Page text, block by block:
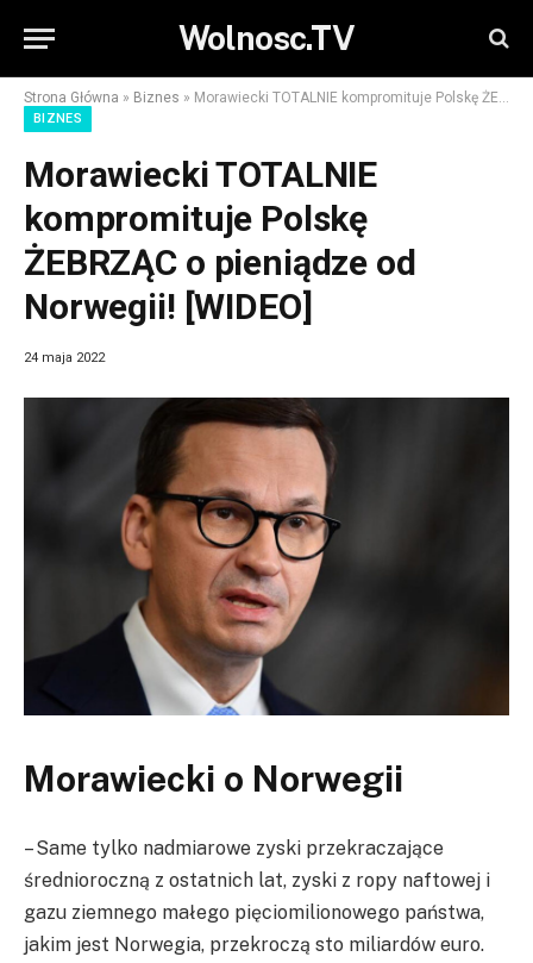
Wolnosc.TV
Strona Główna » Biznes » Morawiecki TOTALNIE kompromituje Polskę ŻEBRZĄC o pieniądze od Norwegii! [WIDEO]
BIZNES
Morawiecki TOTALNIE
kompromituje Polskę
ŻEBRZĄC o pieniądze od
Norwegii! [WIDEO]
24 maja 2022
Morawiecki o Norwegii
– Same tylko nadmiarowe zyski przekraczające
średnioroczną z ostatnich lat, zyski z ropy naftowej i
gazu ziemnego małego pięciomilionowego państwa,
jakim jest Norwegia, przekroczą sto miliardów euro.